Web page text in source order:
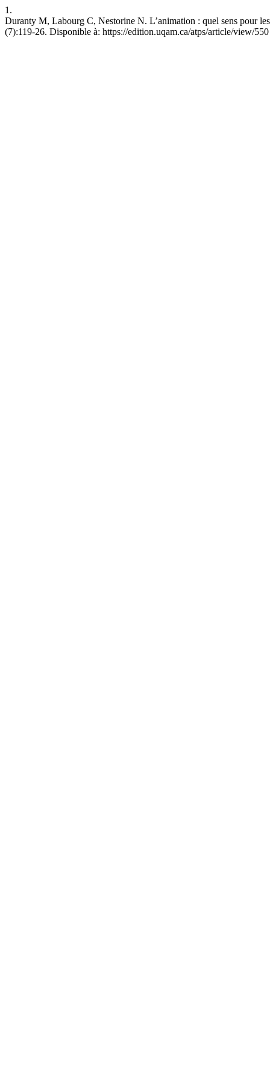
1.
Duranty M, Labourg C, Nestorine N. L’animation : quel sens pour
(7):119-26. Disponible à: https://edition.uqam.ca/atps/article/view/550